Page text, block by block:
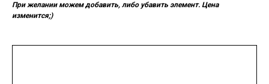
При желании можем добавить, либо убавить элемент. Цена
изменится;)